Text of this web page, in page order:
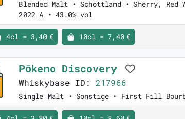
Blended Malt • Schottland • Sherry, Red
2022 A • 43.0% vol
4cl = 3,40 € 10cl = 7,40 €
Pōkeno Discovery
Whiskybase ID: 217966
Single Malt • Sonstige • First Fill